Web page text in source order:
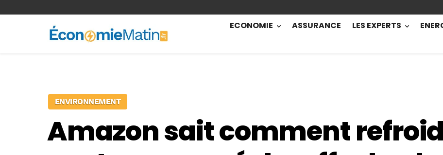
ECONOMIE ASSURANCE LES EXPERTS
ENVIRONNEMENT
Amazon sait comment